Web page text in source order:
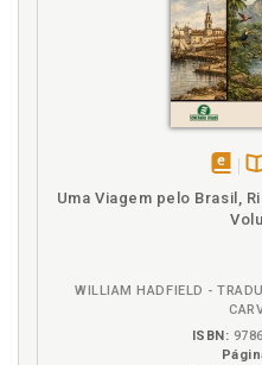
em
na
Uma Viagem pelo Brasil,
WILLIAM HADFIELD -
ISBN: